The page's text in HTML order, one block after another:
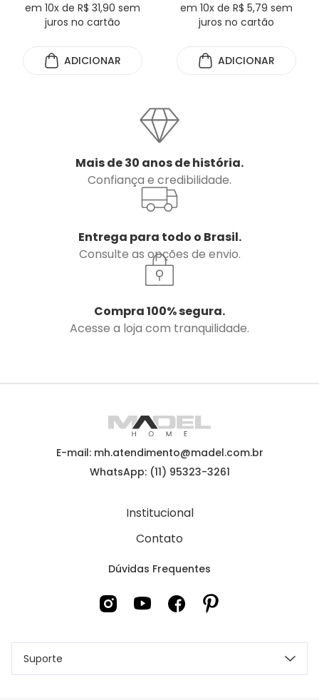
em 10x de R$ 31,90 sem
juros no cartão
ADICIONAR
em 10x de R$ 5,79 sem
juros no cartão
ADICIONAR
Mais de 30 anos de história.
Confiança e credibilidade.
Entrega para todo o Brasil.
Consulte as opções de envio.
Compra 100% segura.
Acesse a loja com tranquilidade.
E-mail: mh.atendimento@madel.com.br
WhatsApp: (11) 95323-3261
Institucional
Contato
Dúvidas Frequentes
Suporte